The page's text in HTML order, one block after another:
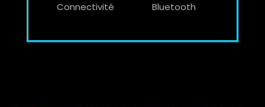
Connectivité Bluetooth